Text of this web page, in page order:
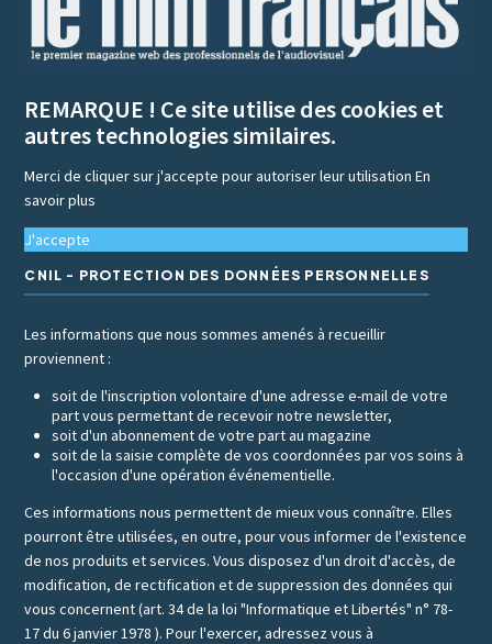
REMARQUE ! Ce site utilise des cookies et
autres technologies similaires.
Merci de cliquer sur j'accepte pour autoriser leur utilisationEn
savoir plus
J'accepte
CNIL - PROTECTION DES DONNÉES PERSONNELLES
Les informations que nous sommes amenés à recueillir
proviennent :
soit de l'inscription volontaire d'une adresse e-mail de votre
part vous permettant de recevoir notre newsletter,
soit d'un abonnement de votre part au magazine
soit de la saisie complète de vos coordonnées par vos soins à
l'occasion d'une opération événementielle.
Ces informations nous permettent de mieux vous connaître. Elles
pourront être utilisées, en outre, pour vous informer de l'existence
de nos produits et services. Vous disposez d'un droit d'accès, de
modification, de rectification et de suppression des données qui
vous concernent (art. 34 de la loi "Informatique et Libertés" n° 78-
17 du 6 janvier 1978 ). Pour l'exercer, adressez vous à